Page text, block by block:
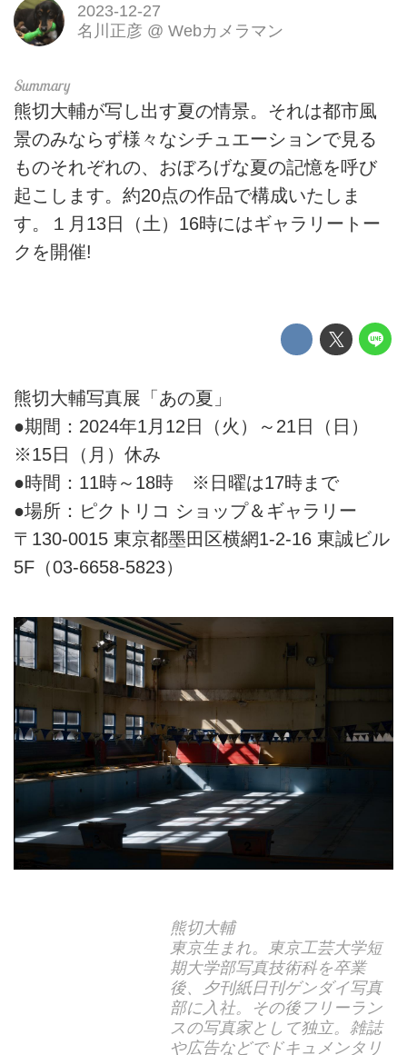
2023-12-27
名川正彦 @ Webカメラマン
熊切大輔が写し出す夏の情景。それは都市風
景のみならず様々なシチュエーションで見る
ものそれぞれの、おぼろげな夏の記憶を呼び
起こします。約20点の作品で構成いたしま
す。１月13日（土）16時にはギャラリートー
クを開催!
熊切大輔写真展「あの夏」
●期間：2024年1月12日（火）～21日（日）
※15日（月）休み
●時間：11時～18時 ※日曜は17時まで
●場所：ピクトリコ ショップ＆ギャラリー
〒130-0015 東京都墨田区横網1-2-16 東誠ビル
5F（03-6658-5823）
熊切大輔
東京生まれ。東京工芸大学短
期大学部写真技術科を卒業
後、夕刊紙日刊ゲンダイ写真
部に入社。その後フリーラン
スの写真家として独立。雑誌
や広告などでドキュメンタリ